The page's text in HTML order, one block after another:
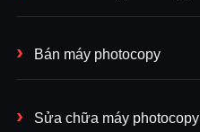
Bán máy photocopy
Sửa chữa máy photocopy